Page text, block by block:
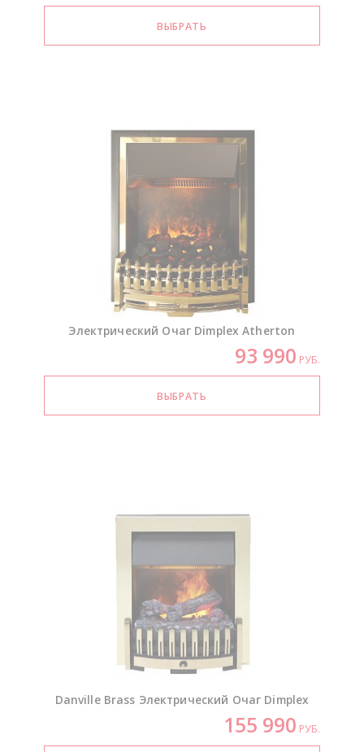
Электрический Очаг Dimplex Atherton
93 990 РУБ.
Danville Brass Электрический Очаг Dimplex
155 990 РУБ.